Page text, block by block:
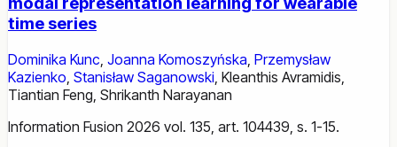
time series
Dominika Kunc Joanna Komoszyńska Przemysław
Kazienko Stanisław Saganowski Kleanthis Avramidis
Tiantian Feng Shrikanth Narayanan
Information Fusion 2026 vol. 135, art. 104439, s. 1-15.